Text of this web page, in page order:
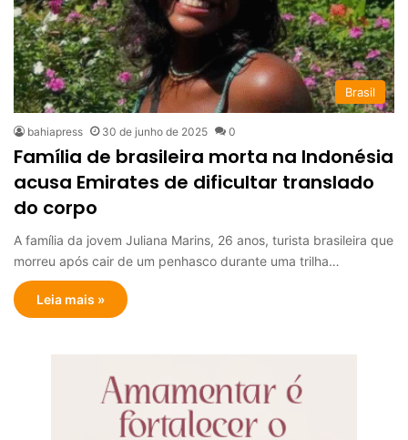
Brasil
bahiapress 30 de junho de 2025 0
Família de brasileira morta na Indonésia
acusa Emirates de dificultar translado
do corpo
A família da jovem Juliana Marins, 26 anos, turista brasileira que
morreu após cair de um penhasco durante uma trilha…
Leia mais »